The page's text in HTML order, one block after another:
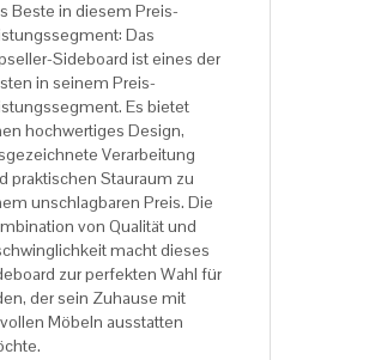
Beste in diesem Preis-
Das
Sideboard ist eines der
in seinem Preis-
Es bietet
hochwertiges Design,
Verarbeitung
praktischen Stauraum zu
unschlagbaren Preis. Die
von Qualität und
macht dieses
zur perfekten Wahl für
der sein Zuhause mit
Möbeln ausstatten